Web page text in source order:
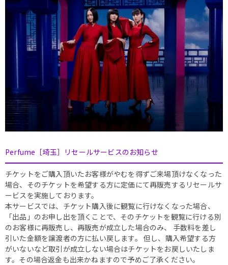
Perfume［埼玉］リセールサービスのお知らせ
チケットをご購入頂いたお客様がやむを得ずご来場頂けなくなった
場合、そのチケットを希望する方に定価にて再販売するリセールサ
ービスを実施しております。
本サービスでは、チケット購入後に観覧に行けなくなった場合、
「出品」のお申し出を頂くことで、そのチケットを観覧に行ける別
のお客様に再販売し、再販売が成立した場合のみ、 手数料を差し
引いた金額を譲渡者の方に払い戻します。 但し、購入希望する方
がいないなど取引が成立しない場合はチケットをお戻しいたしま
す。その場合返金も出来かねますので予めご了承ください。